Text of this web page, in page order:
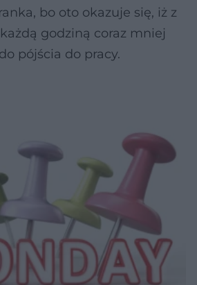
bo oto okazuje się, iż z
godziną coraz mniej
pójścia do pracy.